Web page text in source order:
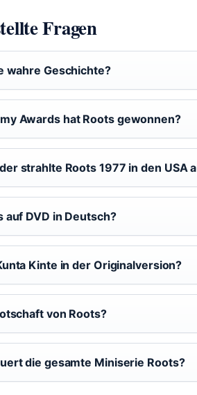
Fragen
wahre Geschichte?
Awards hat Roots gewonnen?
strahlte Roots 1977 in den USA
auf DVD in Deutsch?
Kinte in der Originalversion?
von Roots?
die gesamte Miniserie Roots?